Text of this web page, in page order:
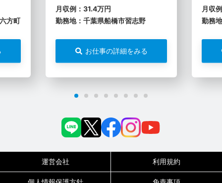
方町
月収例：31.4万円
勤務地：千葉県船橋市習志野
お仕事の詳細をみる
月収
勤務
運営会社 利用規約